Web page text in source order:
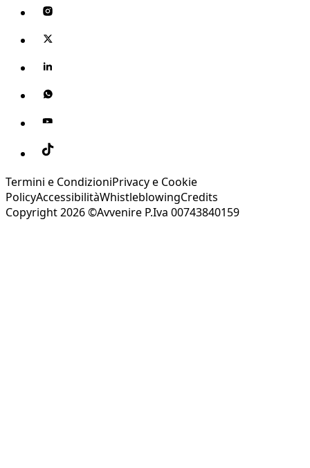
Termini e CondizioniPrivacy e Cookie
PolicyAccessibilitàWhistleblowingCredits
Copyright 2026 ©Avvenire P.Iva 00743840159